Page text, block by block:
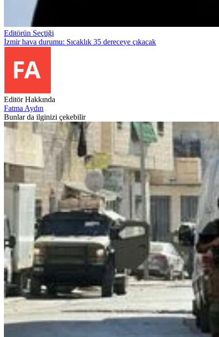
Editörün Seçtiği
İzmir hava durumu: Sıcaklık 35 dereceye çıkacak
Editör Hakkında
Fatma Aydın
Bunlar da ilginizi çekebilir